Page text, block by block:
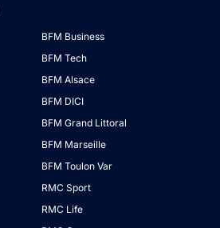
BFM Business
BFM Tech
BFM Alsace
BFM DICI
BFM Grand Littoral
BFM Marseille
BFM Toulon Var
RMC Sport
RMC Life